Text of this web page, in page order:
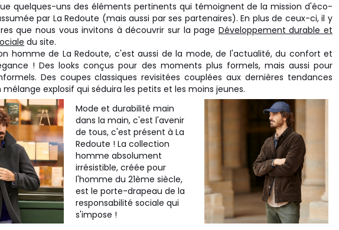
quelques-uns des éléments pertinents qui témoignent de la mission d'éco-
par La Redoute (mais aussi par ses partenaires). En plus de ceux-ci, il y
que nous vous invitons à découvrir sur la page Développement durable et
du site.
homme de La Redoute, c'est aussi de la mode, de l'actualité, du confort et
! Des looks conçus pour des moments plus formels, mais aussi pour
Des coupes classiques revisitées couplées aux dernières tendances
mélange explosif qui séduira les petits et les moins jeunes.
Mode et durabilité main
dans la main, c'est l'avenir
de tous, c'est présent à La
Redoute ! La collection
homme absolument
irrésistible, créée pour
l'homme du 21ème siècle,
est le porte-drapeau de la
responsabilité sociale qui
s'impose !